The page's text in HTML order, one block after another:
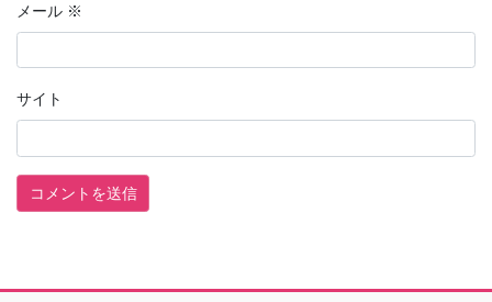
メール ※
サイト